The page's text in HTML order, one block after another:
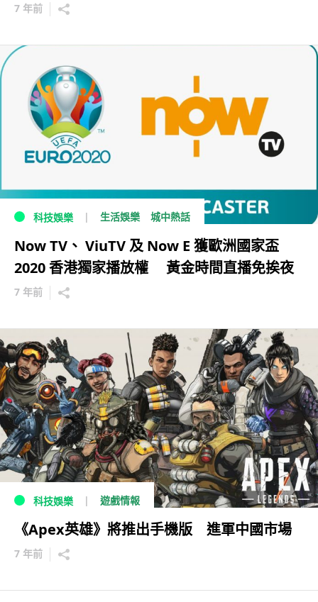
7 年前
科技娛樂 生活娛樂 城中熱話
Now TV、 ViuTV 及 Now E 獲歐洲國家盃
2020 香港獨家播放權 黃金時間直播免挨夜
7 年前
科技娛樂 遊戲情報
《Apex英雄》將推出手機版 進軍中國市場
7 年前